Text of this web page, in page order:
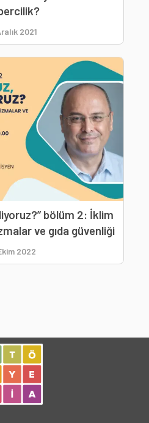
2021
bölüm 2: İklim
ve gıda güvenliği
2022